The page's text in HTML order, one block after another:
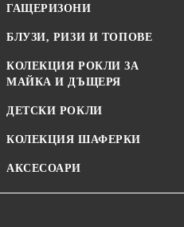
ГАЩЕРИЗОНИ
БЛУЗИ, РИЗИ И ТОПОВЕ
КОЛЕКЦИЯ РОКЛИ ЗА
МАЙКА И ДЪЩЕРЯ
ДЕТСКИ РОКЛИ
КОЛЕКЦИЯ ШАФЕРКИ
АКСЕСОАРИ